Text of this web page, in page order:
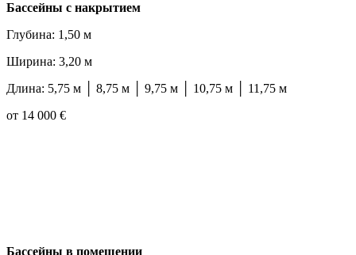
Бассейны с накрытием
Глубина: 1,50 м
Ширина: 3,20 м
Длина: 5,75 м │ 8,75 м │ 9,75 м │ 10,75 м │ 11,75 м
от 14 000 €
Бассейны в помещении